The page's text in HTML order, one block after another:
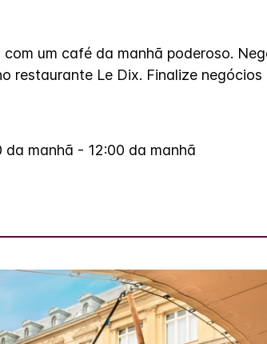
um café da manhã poderoso.
restaurante Le Dix. Finalize
da manhã - 12:00 da manhã